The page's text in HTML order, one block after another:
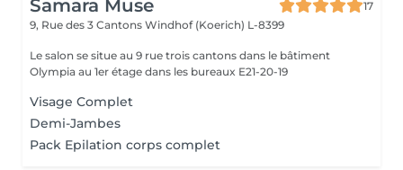
Samara Muse
17
9, Rue des 3 Cantons Windhof (Koerich) L-8399
Le salon se situe au 9 rue trois cantons dans le bâtiment
Olympia au 1er étage dans les bureaux E21-20-19
Visage Complet
Demi-Jambes
Pack Epilation corps complet